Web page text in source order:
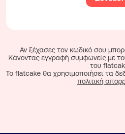
Αν ξέχασες τον κωδικό σου
Κάνοντας εγγραφή συμφωνείς με
του
To flatcake θα χρησιμοποιήσει τα
πολιτική